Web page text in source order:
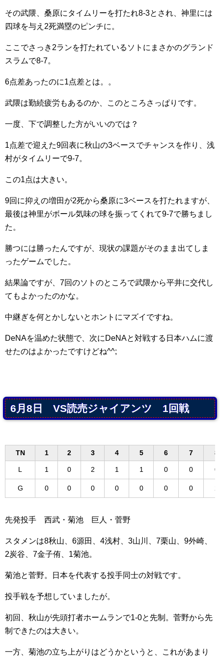
その武隈、桑原にタイムリーを打たれ8-3とされ、神里には
四球を与え2死満塁のピンチに。
ここでさっき2ランを打たれているソトにまさかのグランド
スラムで8-7。
6点差あったのに1点差とは。。
武隈は勤続疲労もあるのか、このところさっぱりです。
一度、下で調整した方がいいのでは？
1点差で迎えた9回表に秋山の3ベースでチャンスを作り、浅
村がタイムリーで9-7。
この1点は大きい。
9回に抑えの増田が2死から桑原に3ベースを打たれますが、
最後は神里がボール気味の球を振ってくれて9-7で勝ちまし
た。
勝つには勝ったんですが、現状の課題がそのまま出てしま
ったゲームでした。
結果論ですが、7回のソトのところで武隈から平井に交代し
てもよかったのかな。
中継ぎを何とかしないとホントにマズイですね。
DeNAを温めた状態で、次にDeNAと対戦する日本ハムに渡
せたのはよかったですけどね^^;
6月8日 VS読売ジャイアンツ 1回戦
TN 1 2 3 4 5 6 7 8
L 1 0 2 1 1 0 0 0
G 0 0 0 0 0 0 0 2
先発投手 西武・菊池 巨人・菅野
スタメンは8秋山、6源田、4浅村、3山川、7栗山、9外崎、
2炭谷、7金子侑、1菊池。
菊池と菅野。日本を代表する投手同士の対戦です。
投手戦を予想していましたが。
初回、秋山が先頭打者ホームランで1-0と先制。菅野から先
制できたのは大きい。
一方、菊池の立ち上がりはどうかというと、これがあまり